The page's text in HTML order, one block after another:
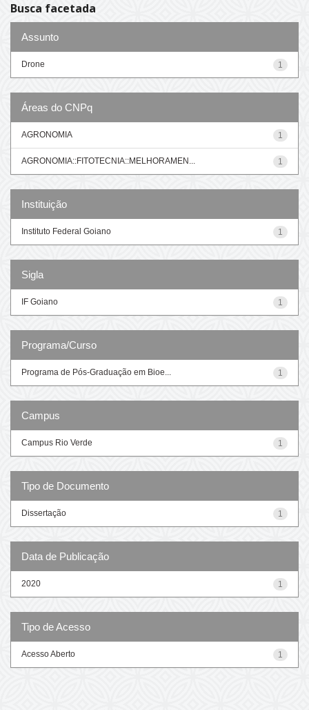
Busca facetada
Assunto
1
Drone
Áreas do CNPq
1
AGRONOMIA
1
AGRONOMIA::FITOTECNIA::MELHORAMEN...
Instituição
1
Instituto Federal Goiano
Sigla
1
IF Goiano
Programa/Curso
1
Programa de Pós-Graduação em Bioe...
Campus
1
Campus Rio Verde
Tipo de Documento
1
Dissertação
Data de Publicação
1
2020
Tipo de Acesso
1
Acesso Aberto